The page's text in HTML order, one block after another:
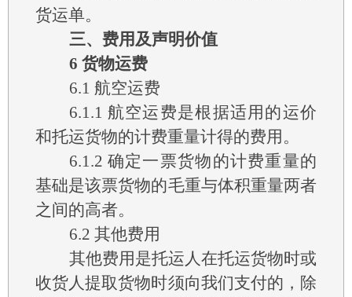
货运单。
三、费用及声明价值
6 货物运费
6.1 航空运费
6.1.1 航空运费是根据适用的运价
和托运货物的计费重量计得的费用。
6.1.2 确定一票货物的计费重量的
基础是该票货物的毛重与体积重量两者
之间的高者。
6.2 其他费用
其他费用是托运人在托运货物时或
收货人提取货物时须向我们支付的，除